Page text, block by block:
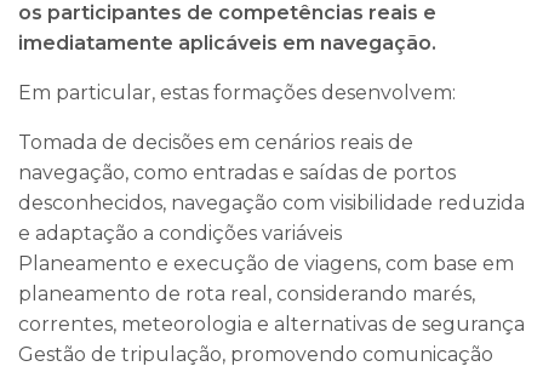
os participantes de competências reais e
imediatamente aplicáveis em navegação.
Em particular, estas formações desenvolvem:
Tomada de decisões em cenários reais de
navegação, como entradas e saídas de portos
desconhecidos, navegação com visibilidade reduzida
e adaptação a condições variáveis
Planeamento e execução de viagens, com base em
planeamento de rota real, considerando marés,
correntes, meteorologia e alternativas de segurança
Gestão de tripulação, promovendo comunicação